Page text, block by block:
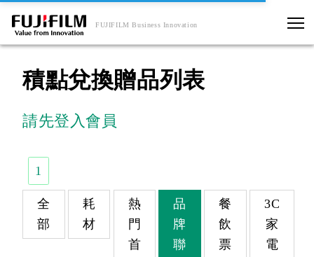
FUJIFILM Business Innovation
積點兌換贈品列表
請先登入會員
1
全
部
耗
材
熱
門
首
品
牌
聯
餐
飲
票
3C
家
電